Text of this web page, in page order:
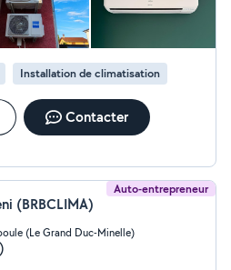
Installation de climatisation
Contacter
Auto-entrepreneur
(BRBCLIMA)
(Le Grand Duc-Minelle)